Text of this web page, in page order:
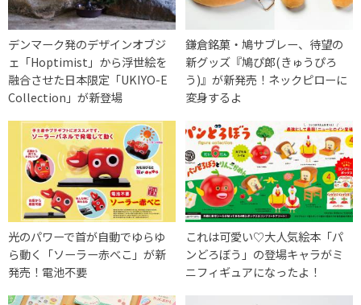
デンマーク発のデザインオブジ
ェ「Hoptimist」から浮世絵を
融合させた日本限定「UKIYO-E
Collection」が新登場
鎌倉銘菓・鳩サブレー、待望の
新グッズ『鳩ぴ郎(きゅうぴろ
う)』が新発売！ネックピローに
変身するよ
光のパワーで首が自動でゆらゆ
ら動く「ソーラー赤べこ」が新
発売！電池不要
これは可愛い♡大人気絵本「パ
ンどろぼう」の登場キャラがミ
ニフィギュアになったよ！